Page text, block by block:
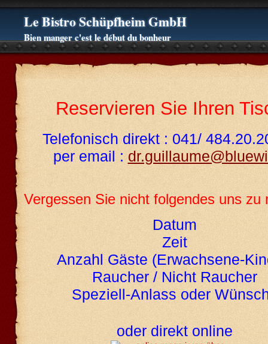
Le Bistro Schüpfheim GmbH
Bien manger c'est le début du bonheur
Reservieren Sie Ihren
Telefonisch direkt : 041/
per email :
Vergessen Sie nicht folgendes uns zu
Datum
Zeit
Anzahl Gäste (Erwachsene-
Raucher / Nicht Raucher
Speziell-Anlass oder
oder direkt online